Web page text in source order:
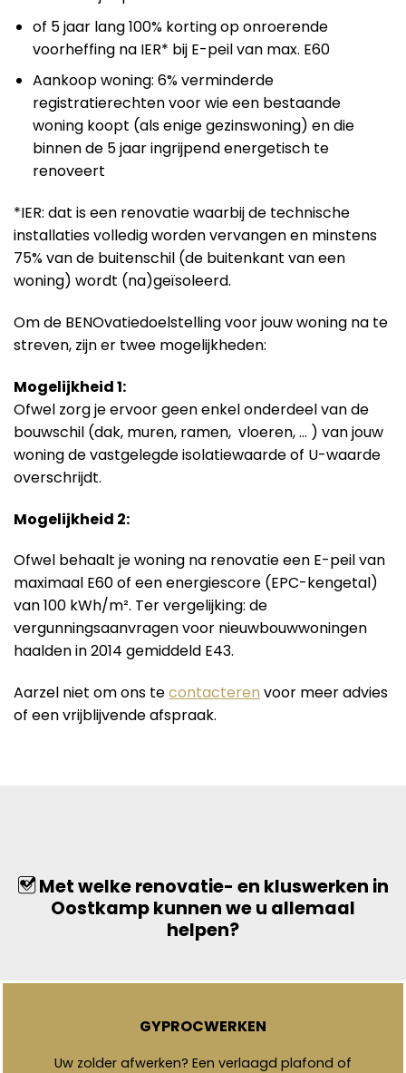
of 5 jaar lang 100% korting op onroerende
voorheffing na IER* bij E-peil van max. E60
Aankoop woning: 6% verminderde
registratierechten voor wie een bestaande
woning koopt (als enige gezinswoning) en die
binnen de 5 jaar ingrijpend energetisch te
renoveert
*IER: dat is een renovatie waarbij de technische
installaties volledig worden vervangen en minstens
75% van de buitenschil (de buitenkant van een
woning) wordt (na)geïsoleerd.
Om de BENOvatiedoelstelling voor jouw woning na te
streven, zijn er twee mogelijkheden:
Mogelijkheid 1:
Ofwel zorg je ervoor geen enkel onderdeel van de
bouwschil (dak, muren, ramen, vloeren, … ) van jouw
woning de vastgelegde isolatiewaarde of U-waarde
overschrijdt.
Mogelijkheid 2:
Ofwel behaalt je woning na renovatie een E-peil van
maximaal E60 of een energiescore (EPC-kengetal)
van 100 kWh/m². Ter vergelijking: de
vergunningsaanvragen voor nieuwbouwwoningen
haalden in 2014 gemiddeld E43.
Aarzel niet om ons tecontacteren voor meer advies
of een vrijblijvende afspraak.
Met welke renovatie- en kluswerken in
Oostkamp kunnen we u allemaal
helpen?
GYPROCWERKEN
Uw zolder afwerken? Een verlaagd plafond of